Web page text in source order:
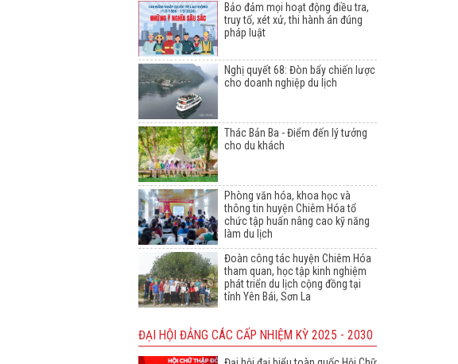
Bảo đảm mọi hoạt động điều tra,
truy tố, xét xử, thi hành án đúng
pháp luật
Nghị quyết 68: Đòn bẩy chiến lược
cho doanh nghiệp du lịch
Thác Bản Ba - Điểm đến lý tưởng
cho du khách
Phòng văn hóa, khoa học và
thông tin huyện Chiêm Hóa tổ
chức tập huấn nâng cao kỹ năng
làm du lịch
Đoàn công tác huyện Chiêm Hóa
tham quan, học tập kinh nghiệm
phát triển du lịch cộng đồng tại
tỉnh Yên Bái, Sơn La
ĐẠI HỘI ĐẢNG CÁC CẤP NHIỆM KỲ 2025 - 2030